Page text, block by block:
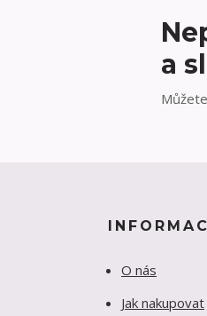
a
O nás
Jak nakupovat